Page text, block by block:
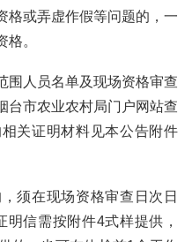
格或弄虚作假等问题的，一
。
围人员名单及现场资格审查
台市农业农村局门户网站查
关证明材料见本公告附件
须在现场资格审查日次日
信需按附件4式样提供，